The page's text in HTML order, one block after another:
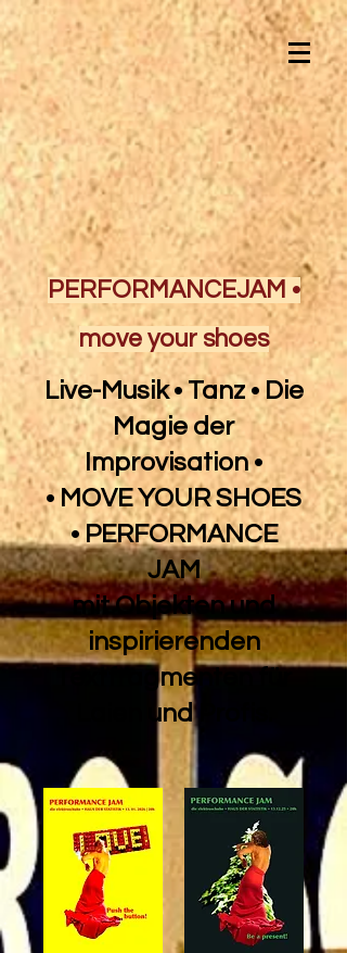
PERFORMANCEJAM •
move your shoes
Live-Musik • Tanz • Die
Magie der
Improvisation •
• MOVE YOUR SHOES
• PERFORMANCE
JAM
mit Objekten und
inspirierenden
Textfragmenten für
Laien und Profis.